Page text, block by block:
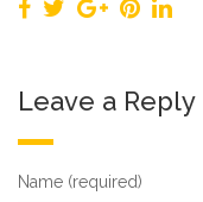
Leave a Reply
Name (required)